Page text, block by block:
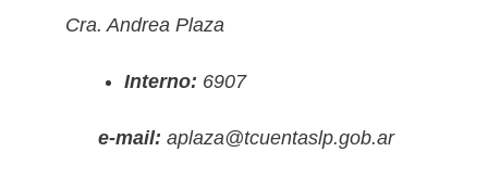
Cra. Andrea Plaza
Interno: 6907
e-mail: aplaza@tcuentaslp.gob.ar